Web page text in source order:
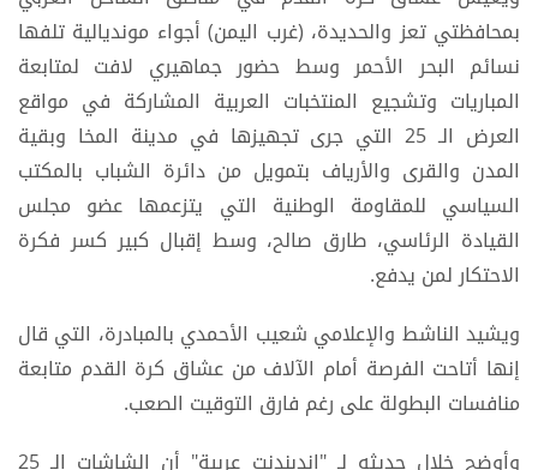
بمحافظتي تعز والحديدة، (غرب اليمن) أجواء مونديالية تلفها
نسائم البحر الأحمر وسط حضور جماهيري لافت لمتابعة
المباريات وتشجيع المنتخبات العربية المشاركة في مواقع
العرض الـ 25 التي جرى تجهيزها في مدينة المخا وبقية
المدن والقرى والأرياف بتمويل من دائرة الشباب بالمكتب
السياسي للمقاومة الوطنية التي يتزعمها عضو مجلس
القيادة الرئاسي، طارق صالح، وسط إقبال كبير كسر فكرة
الاحتكار لمن يدفع.
ويشيد الناشط والإعلامي شعيب الأحمدي بالمبادرة، التي قال
إنها أتاحت الفرصة أمام الآلاف من عشاق كرة القدم متابعة
منافسات البطولة على رغم فارق التوقيت الصعب.
وأوضح خلال حديثه لـ "اندبندنت عربية" أن الشاشات الـ 25